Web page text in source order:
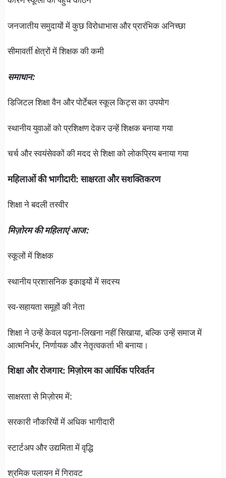
जनजातीय समुदायों में कुछ विरोधाभास और प्रारंभिक अनिच्छा
सीमावर्ती क्षेत्रों में शिक्षक की कमी
समाधान:
डिजिटल शिक्षा वैन और पोर्टेबल स्कूल किट्स का उपयोग
स्थानीय युवाओं को प्रशिक्षण देकर उन्हें शिक्षक बनाया गया
चर्च और स्वयंसेवकों की मदद से शिक्षा को लोकप्रिय बनाया गया
महिलाओं की भागीदारी: साक्षरता और सशक्तिकरण
शिक्षा ने बदली तस्वीर
मिज़ोरम की महिलाएं आज:
स्कूलों में शिक्षक
स्थानीय प्रशासनिक इकाइयों में सदस्य
स्व-सहायता समूहों की नेता
शिक्षा ने उन्हें केवल पढ़ना-लिखना नहीं सिखाया, बल्कि उन्हें समाज में
आत्मनिर्भर, निर्णायक और नेतृत्वकर्ता भी बनाया।
शिक्षा और रोजगार: मिज़ोरम का आर्थिक परिवर्तन
साक्षरता से मिज़ोरम में:
सरकारी नौकरियों में अधिक भागीदारी
स्टार्टअप और उद्यमिता में वृद्धि
श्रमिक पलायन में गिरावट